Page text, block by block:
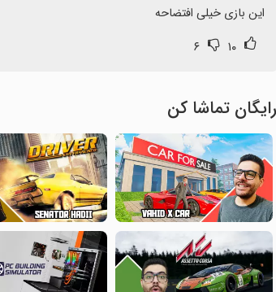
این بازی خیلی افتضاحه
۱۰ ۶
رایگان تماشا کن